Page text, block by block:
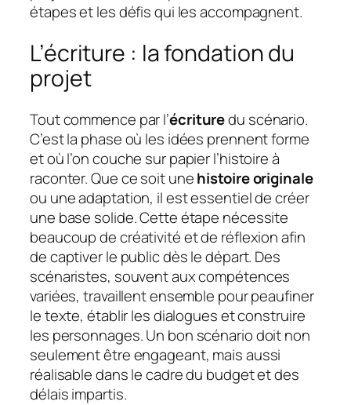
étapes et les défis qui les accompagnent.
L’écriture : la fondation du
projet
Tout commence par l’écrituredu scénario.
C’est la phase où les idées prennent forme
et où l’on couche sur papier l’histoire à
raconter. Que ce soit unehistoire originale
ou une adaptation, il est essentiel de créer
une base solide. Cette étape nécessite
beaucoup de créativité et de réflexion afin
de captiver le public dès le départ. Des
scénaristes, souvent aux compétences
variées, travaillent ensemble pour peaufiner
le texte, établir les dialogues et construire
les personnages. Un bon scénario doit non
seulement être engageant, mais aussi
réalisable dans le cadre du budget et des
délais impartis.